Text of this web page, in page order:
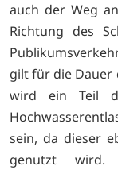
auch der Weg
Richtung des
gilt für die Dauer
wird ein Teil
sein, da dieser
genutzt wird.